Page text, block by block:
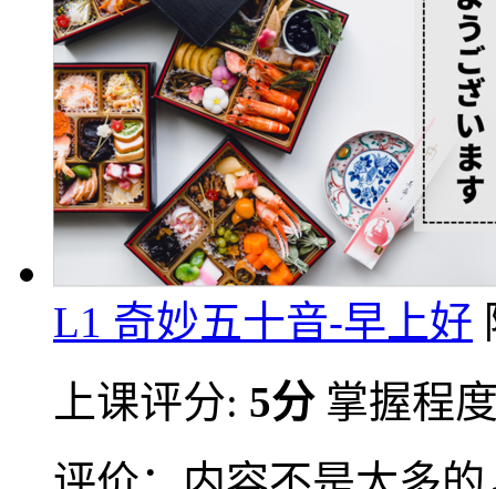
L1 奇妙五十音-早上好
上课评分: 5分 掌握程